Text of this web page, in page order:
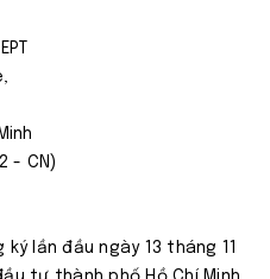
- CN)
ký lần đầu ngày 13 tháng 11